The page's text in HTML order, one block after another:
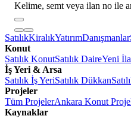
Kelime, semt veya ilan no ile
SatılıkKiralıkYatırımDanışmanlar
Konut
Satılık KonutSatılık DaireYeni
İş Yeri & Arsa
Satılık İş YeriSatılık Dükkan
Projeler
Tüm ProjelerAnkara Konut
Kaynaklar